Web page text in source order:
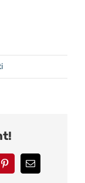
PinterestEmail